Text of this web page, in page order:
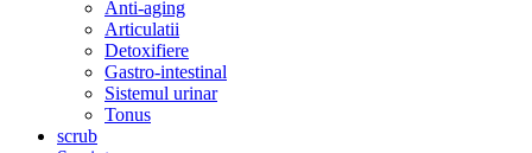
Anti-aging
Articulatii
Detoxifiere
Gastro-intestinal
Sistemul urinar
Tonus
scrub